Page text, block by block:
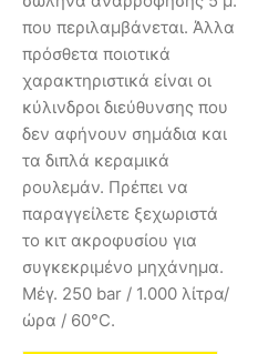
που περιλαμβάνεται. Άλλα
πρόσθετα ποιοτικά
χαρακτηριστικά είναι οι
κύλινδροι διεύθυνσης που
δεν αφήνουν σημάδια και
τα διπλά κεραμικά
ρουλεμάν. Πρέπει να
παραγγείλετε ξεχωριστά
το κιτ ακροφυσίου για
συγκεκριμένο μηχάνημα.
Μέγ. 250 bar / 1.000 λίτρα/
ώρα / 60°C.